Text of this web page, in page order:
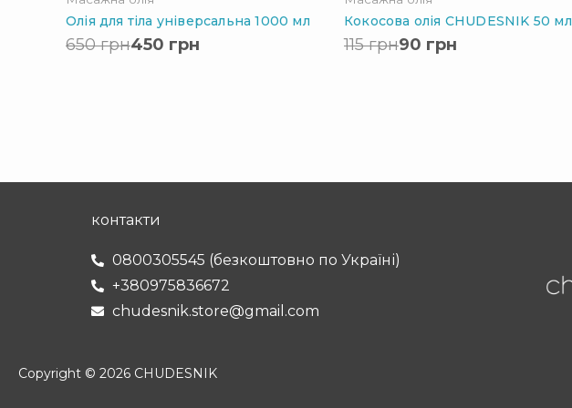
Олія для тіла універсальна 1000 мл
650грн450 грн
Кокосова олія CHUDESNIK 50 мл
115грн90 грн
контакти
0800305545 (безкоштовно по Україні)
+380975836672
chudesnik.store@gmail.com
Copyright © 2026 CHUDESNIK